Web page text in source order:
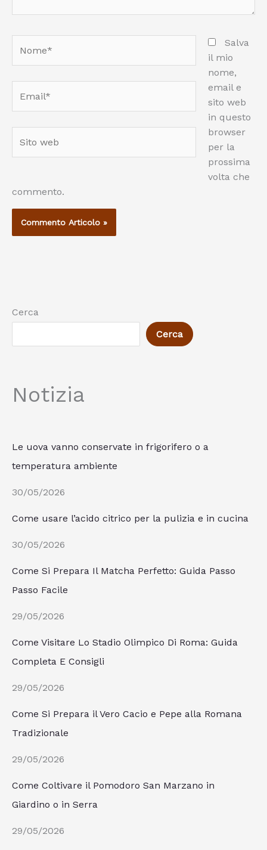
web
Salva
il mio
nome,
email e
sito web
in questo
browser
per la
prossima
volta che
commento.
Cerca
Cerca
Notizia
Le uova vanno conservate in frigorifero o a
temperatura ambiente
30/05/2026
Come usare l’acido citrico per la pulizia e in cucina
30/05/2026
Come Si Prepara Il Matcha Perfetto: Guida Passo
Passo Facile
29/05/2026
Come Visitare Lo Stadio Olimpico Di Roma: Guida
Completa E Consigli
29/05/2026
Come Si Prepara il Vero Cacio e Pepe alla Romana
Tradizionale
29/05/2026
Come Coltivare il Pomodoro San Marzano in
Giardino o in Serra
29/05/2026